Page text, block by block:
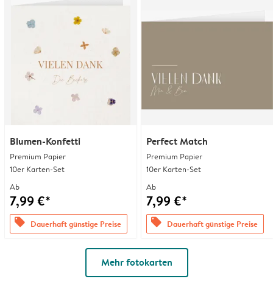
Blumen-Konfetti
Premium Papier
10er Karten-Set
Ab
7,99 €*
offers Dauerhaft günstige Preise
Perfect Match
Premium Papier
10er Karten-Set
Ab
7,99 €*
offers Dauerhaft günstige Preise
Mehr fotokarten